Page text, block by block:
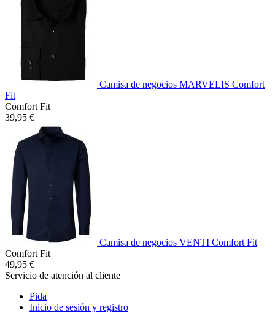
Camisa de negocios MARVELIS Comfort
Fit
Comfort Fit
39,95 €
Camisa de negocios VENTI Comfort Fit
Comfort Fit
49,95 €
Servicio de atención al cliente
Pida
Inicio de sesión y registro